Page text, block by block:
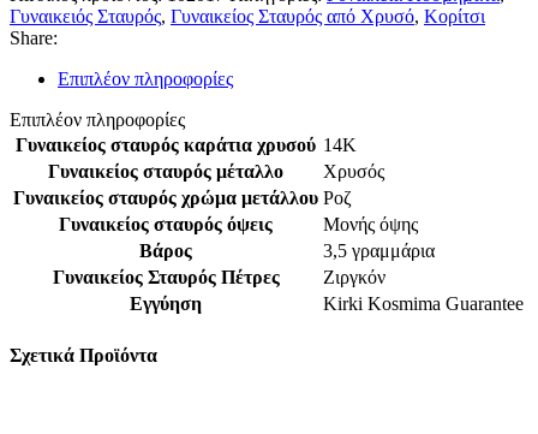
Κ14,Με
Ζιργκόν
ποσότητα
Γυναικειός Σταυρός, Γυναικείος Σταυρός από Χρυσό, Κορίτσι
Share:
Επιπλέον πληροφορίες
Επιπλέον πληροφορίες
Γυναικείος σταυρός καράτια χρυσού 14Κ
Γυναικείος σταυρός μέταλλο
Χρυσός
Γυναικείος σταυρός χρώμα μετάλλου Ροζ
Γυναικείος σταυρός όψεις
Μονής όψης
Βάρος
3,5 γραμμάρια
Γυναικείος Σταυρός Πέτρες
Ζιργκόν
Εγγύηση
Kirki Kosmima Guarantee
Σχετικά Προϊόντα